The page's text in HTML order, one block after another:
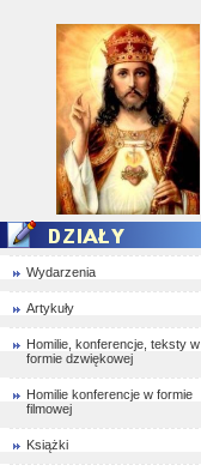
Wydarzenia
Artykuły
Homilie, konferencje, teksty w
formie dzwiękowej
Homilie konferencje w formie
filmowej
Książki